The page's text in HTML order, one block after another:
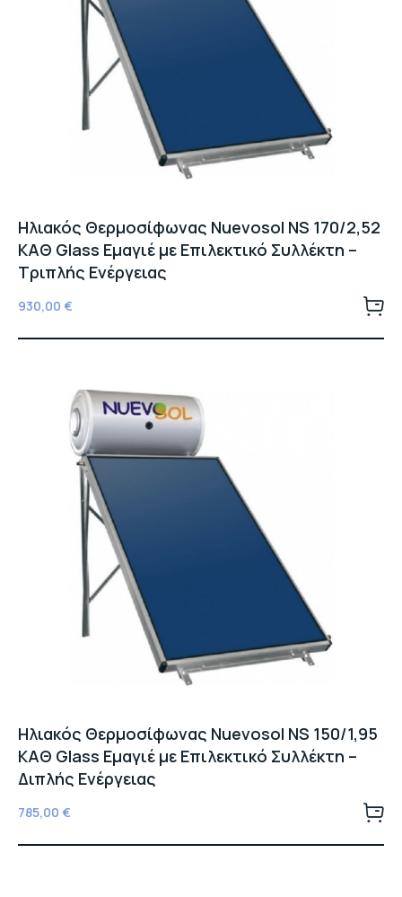
Ηλιακός Θερμοσίφωνας Nuevosol NS 170/2,52
ΚΑΘ Glass Εμαγιέ με Επιλεκτικό Συλλέκτη –
Τριπλής Ενέργειας
930,00 €
Ηλιακός Θερμοσίφωνας Nuevosol NS 150/1,95
ΚΑΘ Glass Εμαγιέ με Επιλεκτικό Συλλέκτη –
Διπλής Ενέργειας
785,00 €